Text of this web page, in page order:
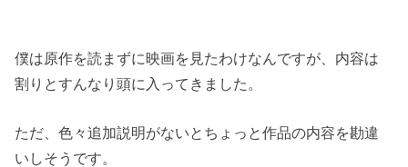
僕は原作を読まずに映画を見たわけなんですが、内容は
割りとすんなり頭に入ってきました。
ただ、色々追加説明がないとちょっと作品の内容を勘違
いしそうです。